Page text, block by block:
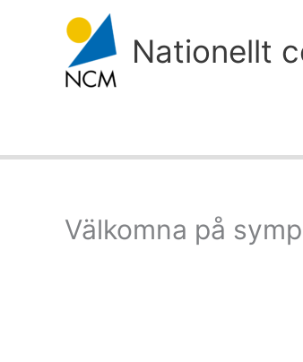
Nationellt
Välkomna på